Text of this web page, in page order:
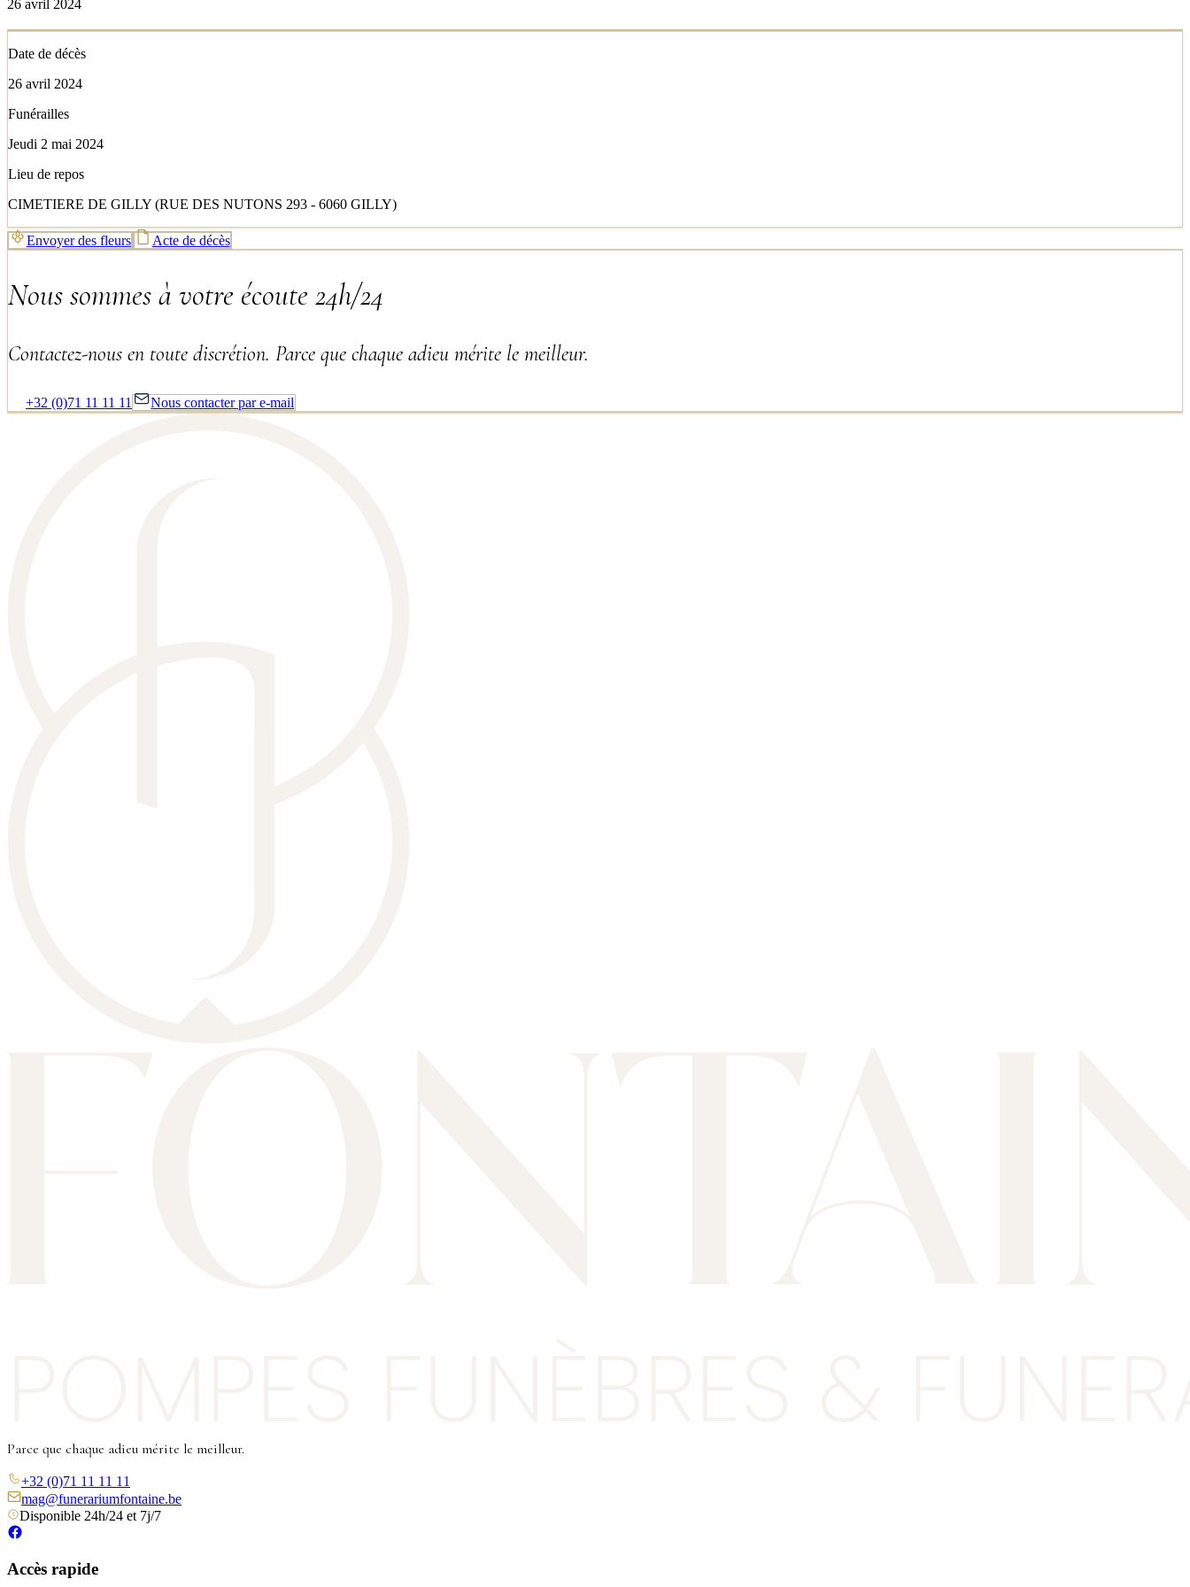
26 avril 2024
Date de décès
26 avril 2024
Funérailles
Jeudi 2 mai 2024
Lieu de repos
CIMETIERE DE GILLY (RUE DES NUTONS 293 - 6060 GILLY)
Envoyer des fleurs Acte de décès
Nous sommes à votre écoute 24h/24
Contactez-nous en toute discrétion. Parce que chaque adieu mérite le meilleur.
+32 (0)71 11 11 11 Nous contacter par e-mail
Parce que chaque adieu mérite le meilleur.
+32 (0)71 11 11 11
mag@funerariumfontaine.be
Disponible 24h/24 et 7j/7
Accès rapide